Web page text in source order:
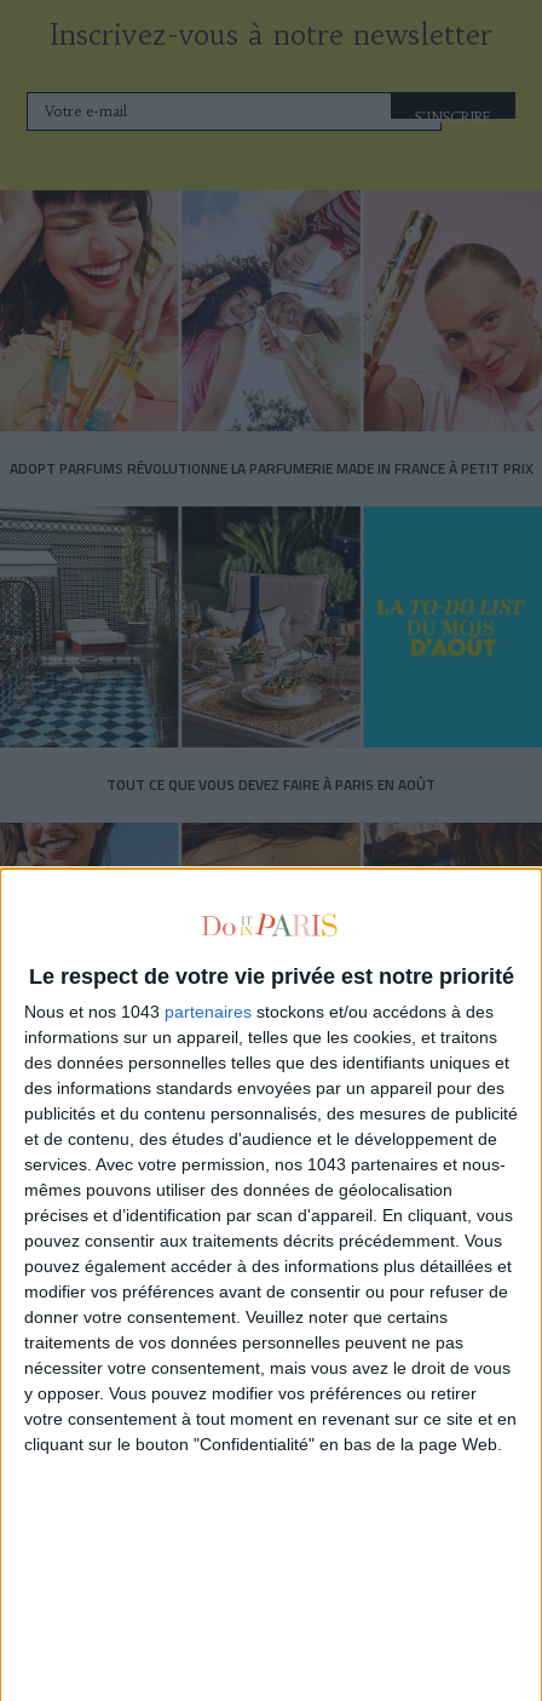
Le respect de votre vie privée est notre priorité
Nous et nos 1043 partenaires stockons et/ou accédons à des
informations sur un appareil, telles que les cookies, et traitons
des données personnelles telles que des identifiants uniques et
des informations standards envoyées par un appareil pour des
publicités et du contenu personnalisés, des mesures de publicité
et de contenu, des études d'audience et le développement de
services. Avec votre permission, nos 1043 partenaires et nous-
mêmes pouvons utiliser des données de géolocalisation
précises et d’identification par scan d'appareil. En cliquant, vous
pouvez consentir aux traitements décrits précédemment. Vous
pouvez également accéder à des informations plus détaillées et
modifier vos préférences avant de consentir ou pour refuser de
donner votre consentement. Veuillez noter que certains
traitements de vos données personnelles peuvent ne pas
nécessiter votre consentement, mais vous avez le droit de vous
y opposer. Vous pouvez modifier vos préférences ou retirer
votre consentement à tout moment en revenant sur ce site et en
cliquant sur le bouton "Confidentialité" en bas de la page Web.
Inscrivez-vous à notre newsletter
S'INSCRIRE
ADOPT PARFUMS RÉVOLUTIONNE LA PARFUMERIE MADE IN FRANCE À PETIT PRIX
TOUT CE QUE VOUS DEVEZ FAIRE À PARIS EN AOÛT
LES SPF 50 QUI DONNENT ENVIE DE SE TARTINER
LES MEILLEURS HÔTELS POUR UN WEEK-END SPA ET GASTRONOMIE